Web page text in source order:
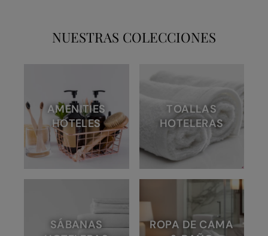
NUESTRAS COLECCIONES
AMENITIES
HOTELES
TOALLAS
HOTELERAS
SÁBANAS
ROPA DE CAMA